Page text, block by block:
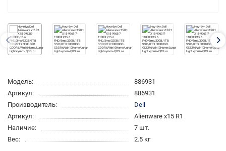
Модель:
886931
Артикул:
886931
Производитель:
Dell
Артикул:
Alienware x15 R1
Наличие:
7 шт.
Вес:
2.5 кг